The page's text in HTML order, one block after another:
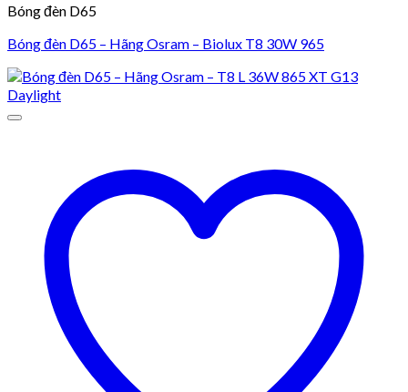
Bóng đèn D65
Bóng đèn D65 – Hãng Osram – Biolux T8 30W 965